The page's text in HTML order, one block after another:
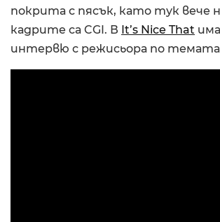
покрита с пясък, като тук вече
кадрите са CGI. В It’s Nice That
интервю с режисьора по